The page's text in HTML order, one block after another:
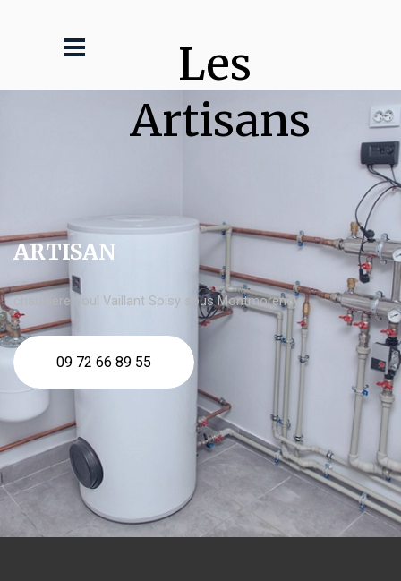
Les
Artisans
ARTISAN
chaudière fioul Vaillant Soisy sous Montmorency
09 72 66 89 55